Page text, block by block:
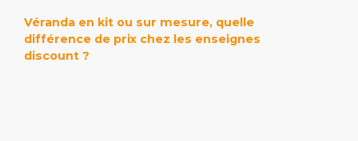
Véranda en kit ou sur mesure, quelle
différence de prix chez les enseignes
discount ?